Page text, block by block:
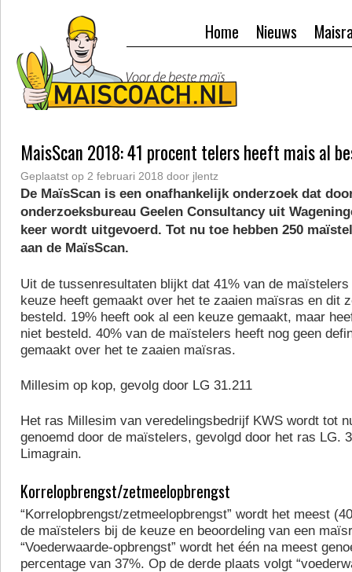
Nieuws
Home
MaisScan 2018: 41 procent telers heeft mais al
Geplaatst op 2 februari 2018 door jlentz
De MaïsScan is een onafhankelijk onderzoek dat
onderzoeksbureau Geelen Consultancy uit
keer wordt uitgevoerd. Tot nu toe hebben 250
aan de MaïsScan.
Uit de tussenresultaten blijkt dat 41% van de
keuze heeft gemaakt over het te zaaien maïsras en dit
besteld. 19% heeft ook al een keuze gemaakt, maar
niet besteld. 40% van de maïstelers heeft nog geen
gemaakt over het te zaaien maïsras.
Millesim op kop, gevolg door LG 31.211
Het ras Millesim van veredelingsbedrijf KWS wordt tot
genoemd door de maïstelers, gevolgd door het ras LG.
Limagrain.
Korrelopbrengst/zetmeelopbrengst
“Korrelopbrengst/zetmeelopbrengst” wordt het meest
de maïstelers bij de keuze en beoordeling van een
“Voederwaarde-opbrengst” wordt het één na meest
percentage van 37%. Op de derde plaats volgt